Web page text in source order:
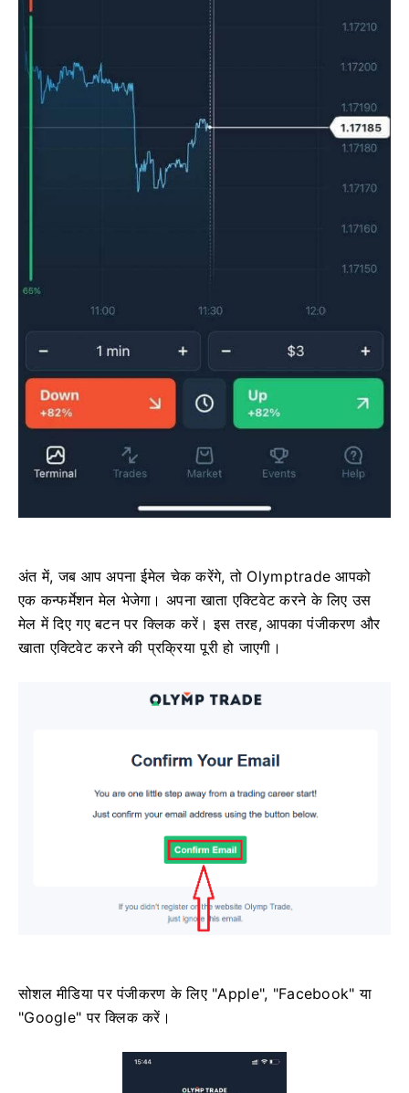
अंत में, जब आप अपना ईमेल चेक करेंगे, तो Olymptrade आपको
एक कन्फर्मेशन मेल भेजेगा। अपना खाता एक्टिवेट करने के लिए उस
मेल में दिए गए बटन पर क्लिक करें। इस तरह, आपका पंजीकरण और
खाता एक्टिवेट करने की प्रक्रिया पूरी हो जाएगी।
सोशल मीडिया पर पंजीकरण के लिए "Apple", "Facebook" या
"Google" पर क्लिक करें।